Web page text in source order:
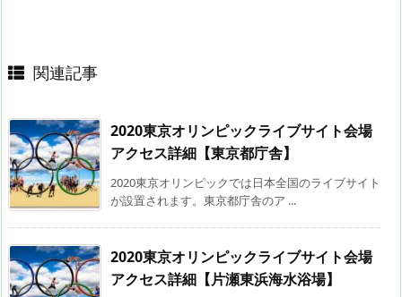
関連記事
2020東京オリンピックライブサイト会場
アクセス詳細【東京都庁舎】
2020東京オリンピックでは日本全国のライブサイト
が設置されます。東京都庁舎のア ...
2020東京オリンピックライブサイト会場
アクセス詳細【片瀬東浜海水浴場】